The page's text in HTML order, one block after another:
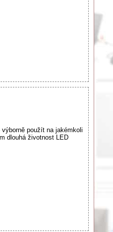
použít na jakémkoli
dlouhá životnost LED